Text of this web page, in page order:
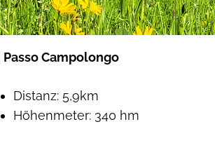
Passo Campolongo
Distanz: 5,9km
Höhenmeter: 340 hm